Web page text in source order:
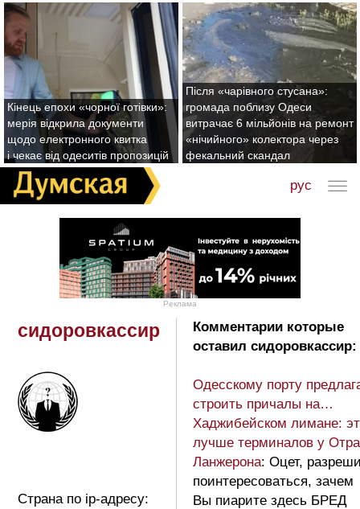
Кінець епохи «чорної готівки»:
мерія відкрила документи
щодо електронного квитка
і чекає від одеситів пропозицій
Після «чарівного стусана»:
громада поблизу Одеси
витрачає 6 мільйонів на ремонт
«нічийного» колектора через
фекальний скандал
рус
Реклама
cидоровкассир
Страна по ip-адресу:
Комментарии которые
оставил cидоровкассир:
Одесскому порту
строить причалы на…
Хаджибейском лимане:
лучше терминалов у
Ланжерона: Оцет,
поинтересоваться, зачем
Вы пиарите здесь БРЕД